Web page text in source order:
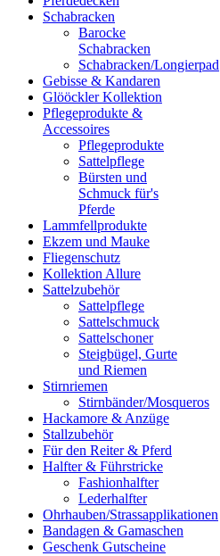
Schabracken
Barocke
Schabracken
Schabracken/Longierpad
Gebisse & Kandaren
Glööckler Kollektion
Pflegeprodukte &
Accessoires
Pflegeprodukte
Sattelpflege
Bürsten und
Schmuck für's
Pferde
Lammfellprodukte
Ekzem und Mauke
Fliegenschutz
Kollektion Allure
Sattelzubehör
Sattelpflege
Sattelschmuck
Sattelschoner
Steigbügel, Gurte
und Riemen
Stirnriemen
Stirnbänder/Mosqueros
Hackamore & Anzüge
Stallzubehör
Für den Reiter & Pferd
Halfter & Führstricke
Fashionhalfter
Lederhalfter
Ohrhauben/Strassapplikationen
Bandagen & Gamaschen
Geschenk Gutscheine